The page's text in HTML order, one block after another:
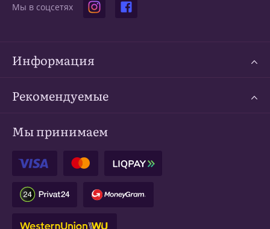
Мы в соцсетях
Информация
Рекомендуемые
Мы принимаем